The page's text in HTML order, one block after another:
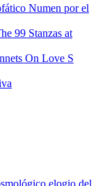
Numen por el
99 Stanzas at
On Love S
elogio del